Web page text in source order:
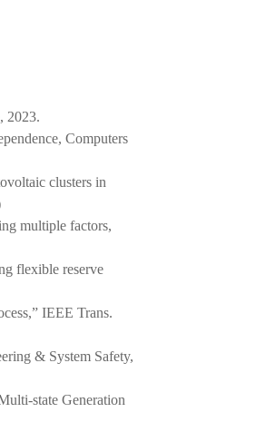
2023.
Computers
clusters in
multiple factors,
flexible reserve
IEEE Trans.
& System Safety,
state Generation